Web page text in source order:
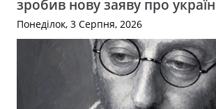
зробив нову заяву про
Понеділок, 3 Серпня, 2026